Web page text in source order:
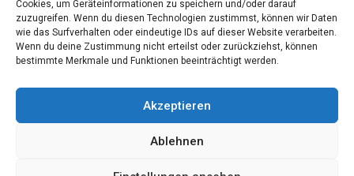
Cookies, um Geräteinformationen zu speichern und/oder darauf
zuzugreifen. Wenn du diesen Technologien zustimmst, können wir Daten
wie das Surfverhalten oder eindeutige IDs auf dieser Website verarbeiten.
Wenn du deine Zustimmung nicht erteilst oder zurückziehst, können
bestimmte Merkmale und Funktionen beeinträchtigt werden.
Akzeptieren
Ablehnen
Digitale Strategie Discounted Cash floweBook Fair KBV Fair KGV
Kelly Kriterium KGV MethodikMultiples NemetschekNews
PortfoliomanagementReverse DCF Reverse KGVseekingalpha
Value Investing